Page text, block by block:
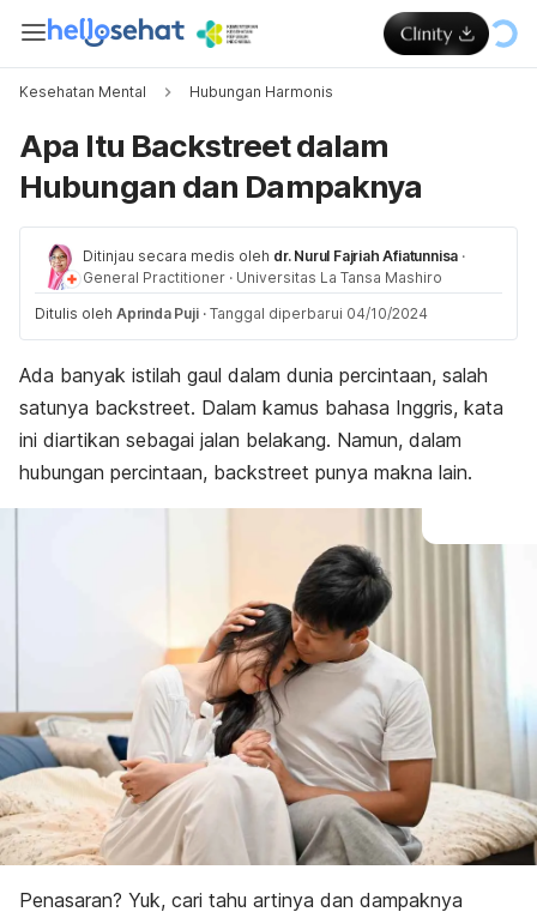
Kesehatan Mental Hubungan Harmonis
Apa Itu Backstreet dalam
Hubungan dan Dampaknya
Ditinjau secara medis oleh dr. Nurul Fajriah Afiatunnisa ·
General Practitioner · Universitas La Tansa Mashiro
Ditulis oleh Aprinda Puji · Tanggal diperbarui 04/10/2024
Ada banyak istilah gaul dalam dunia percintaan, salah
satunya backstreet. Dalam kamus bahasa Inggris, kata
ini diartikan sebagai jalan belakang. Namun, dalam
hubungan percintaan, backstreet punya makna lain.
Penasaran? Yuk, cari tahu artinya dan dampaknya